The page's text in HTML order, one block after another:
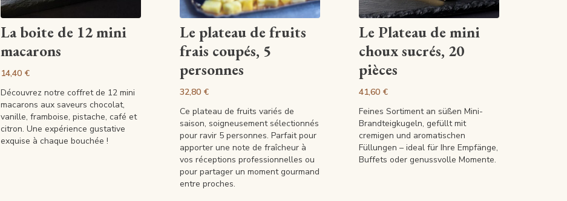
Artikel anzeigen
La boite de 12 mini
macarons
14,40 €
Découvrez notre coffret de 12 mini
macarons aux saveurs chocolat,
vanille, framboise, pistache, café et
citron. Une expérience gustative
exquise à chaque bouchée !
Artikel anzeigen
Le plateau de fruits
frais coupés, 5
personnes
32,80 €
Ce plateau de fruits variés de
saison, soigneusement sélectionnés
pour ravir 5 personnes. Parfait pour
apporter une note de fraîcheur à
vos réceptions professionnelles ou
pour partager un moment gourmand
entre proches.
Artikel anzeigen
Le Plateau de mini
choux sucrés, 20
pièces
41,60 €
Feines Sortiment an süßen Mini-
Brandteigkugeln, gefüllt mit
cremigen und aromatischen
Füllungen – ideal für Ihre Empfänge,
Buffets oder genussvolle Momente.